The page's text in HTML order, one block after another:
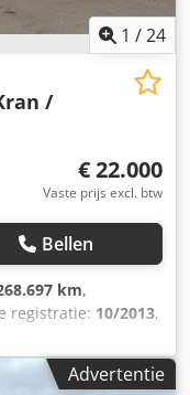
1 /24
/
€ 22.000
Vaste prijs excl. btw
Bellen
km,
registratie: 10/2013,
315 / 80 R 22.5 /
keuring (TÜV):Advertentie